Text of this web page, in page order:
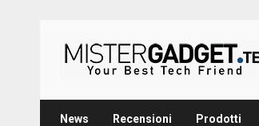
content
News Recensioni Prodotti